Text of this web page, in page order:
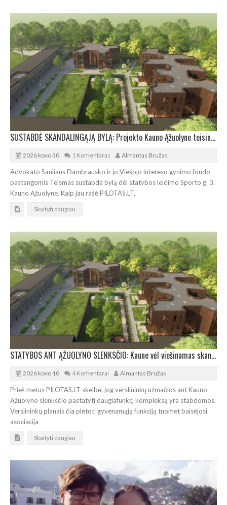
SUSTABDĖ SKANDALINGĄJĄ BYLĄ: Projekto Kauno Ąžuolyne teisinė situacija gali pasikeisti iš esmės
2026 kovo 30 1 Komentaras Almantas Bružas
Advokato Sauliaus Dambrausko ir jo Viešojo intereso gynimo fondo
pastangomis Teismas sustabdė bylą dėl statybos leidimo Sporto g. 3,
Kauno Ąžuolyne. Kaip jau rašė PILOTAS.LT,
Skaityti daugiau
STATYBOS ANT ĄŽUOLYNO SLENKSČIO: Kaune vėl viešinamas skandalingasis Sporto g. 3 projektas
2026 kovo 10 4 Komentarai Almantas Bružas
Prieš metus PILOTAS.LT skelbė, jog verslininkų užmačios ant Kauno
Ąžuolyno slenksčio pastatyti daugiafunkcį kompleksą yra stabdomos.
Verslininkų planais čia plėtoti gyvenamąją funkciją tuomet baisėjosi
asociacija
Skaityti daugiau